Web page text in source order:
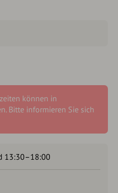
können in
Bitte informieren Sie sich
13:30–18:00